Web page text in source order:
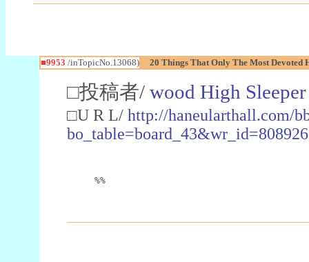
■9953 /inTopicNo.13068) 20 Things That Only The Most Devoted
□投稿者/ wood High Sleeper
□U R L/ http://haneularthall.com/
bo_table=board_43&wr_id=808926
%%